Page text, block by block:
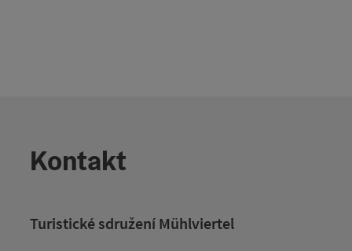
Kontakt
Turistické sdružení Mühlviertel